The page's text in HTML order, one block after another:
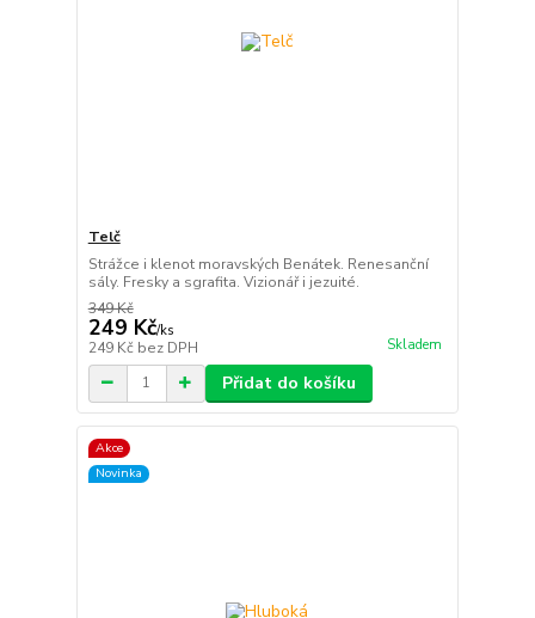
Telč
Strážce i klenot moravských Benátek. Renesanční
sály. Fresky a sgrafita. Vizionář i jezuité.
349 Kč
249 Kč/ks
249 Kč bez DPH Skladem
Přidat do košíku
Akce
Novinka